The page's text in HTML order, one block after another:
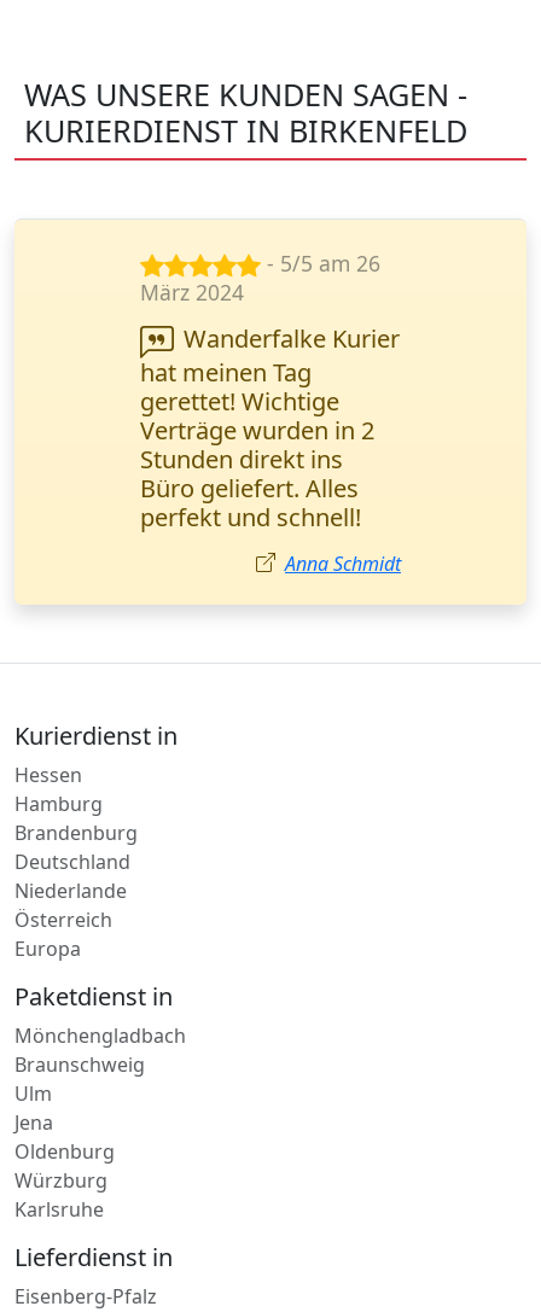
WAS UNSERE KUNDEN SAGEN -
KURIERDIENST IN BIRKENFELD
- 5/5 am 22
Aug. 2024
Zuverlässige
Zustellung von
Finanzunterlagen ist
für uns entscheidend.
Dieser Kurierdienst hat
uns nie im Stich
gelassen. Buchhalterin
Kurierdienst in
Hessen
Hamburg
Brandenburg
Deutschland
Niederlande
Österreich
Paketdienst in
Mönchengladbach
Braunschweig
Ulm
Jena
Oldenburg
Würzburg
Lieferdienst in